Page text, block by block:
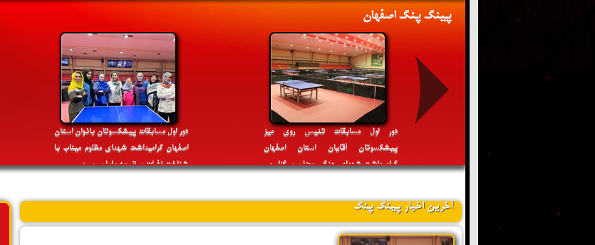
مهدی تکابی به عنوان عضو جدید هیئت رئیسه
فدراسیون تنیس روی میز منصوب شد
المپیاد استعدادهای برتر ایران
پینگ پنگ اصفهان
دور اول مسابقات پیشکسوتان بانوان استان
اصفهان گرامیداشت شهدای مظلوم میناب با
شناخت نفرات برتر به پایان رسید
دور اول مسابقات تنیس روی میز
پیشکسوتان آقایان استان اصفهان
گرامیداشت شهدای جنگ رمضان برگزار می
آخرین اخبار پینگ پنگ